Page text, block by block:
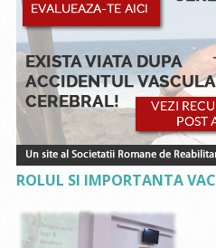
ROLUL SI IMPORTANTA